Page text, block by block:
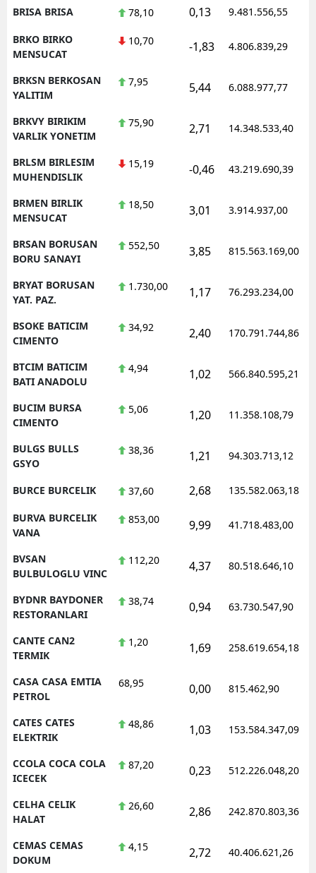
BRISA BRISA 78,10 0,13 9.481.556,55
BRKO BIRKO
MENSUCAT
10,70 -1,83 4.806.839,29
BRKSN BERKOSAN
YALITIM
7,95 5,44 6.088.977,77
BRKVY BIRIKIM
VARLIK YONETIM
75,90 2,71 14.348.533,40
BRLSM BIRLESIM
MUHENDISLIK
15,19 -0,46 43.219.690,39
BRMEN BIRLIK
MENSUCAT
18,50 3,01 3.914.937,00
BRSAN BORUSAN
BORU SANAYI
552,50 3,85 815.563.169,00
BRYAT BORUSAN
YAT. PAZ.
1.730,00 1,17 76.293.234,00
BSOKE BATICIM
CIMENTO
34,92 2,40 170.791.744,86
BTCIM BATICIM
BATI ANADOLU
4,94 1,02 566.840.595,21
BUCIM BURSA
CIMENTO
5,06 1,20 11.358.108,79
BULGS BULLS
GSYO
38,36 1,21 94.303.713,12
BURCE BURCELIK 37,60 2,68 135.582.063,18
BURVA BURCELIK
VANA
853,00 9,99 41.718.483,00
BVSAN
BULBULOGLU VINC
112,20 4,37 80.518.646,10
BYDNR BAYDONER
RESTORANLARI
38,74 0,94 63.730.547,90
CANTE CAN2
TERMIK
1,20 1,69 258.619.654,18
CASA CASA EMTIA
PETROL
68,95 0,00 815.462,90
CATES CATES
ELEKTRIK
48,86 1,03 153.584.347,09
CCOLA COCA COLA
ICECEK
87,20 0,23 512.226.048,20
CELHA CELIK
HALAT
26,60 2,86 242.870.803,36
CEMAS CEMAS
DOKUM
4,15 2,72 40.406.621,26